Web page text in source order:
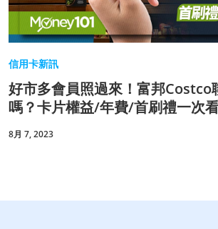
信用卡新訊
好市多會員照過來！富邦Costco
嗎？卡片權益/年費/首刷禮一次
8月 7, 2023